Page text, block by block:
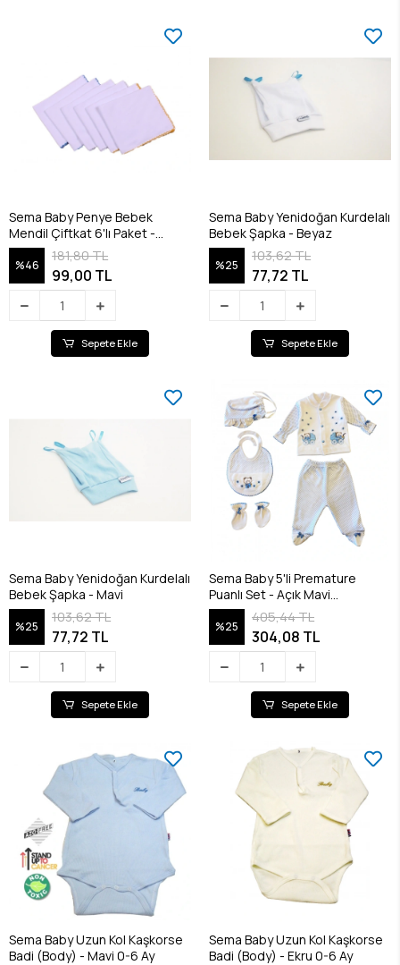
Sema Baby Penye Bebek
Mendil Çiftkat 6'lı Paket -
RENKLİ
%46
181,80 TL
99,00 TL
Sepete Ekle
Sema Baby Yenidoğan Kurdelalı
Bebek Şapka - Beyaz
%25
103,62 TL
77,72 TL
Sepete Ekle
Sema Baby Yenidoğan Kurdelalı
Bebek Şapka - Mavi
%25
103,62 TL
77,72 TL
Sepete Ekle
Sema Baby 5'li Premature
Puanlı Set - Açık Mavi
8682476853155
%25
405,44 TL
304,08 TL
Sepete Ekle
Sema Baby Uzun Kol Kaşkorse
Badi (Body) - Mavi 0-6 Ay
Sema Baby Uzun Kol Kaşkorse
Badi (Body) - Ekru 0-6 Ay